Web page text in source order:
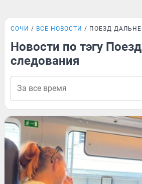
СОЧИ ВСЕ НОВОСТИ ПОЕЗД
Новости по тэгу
следования